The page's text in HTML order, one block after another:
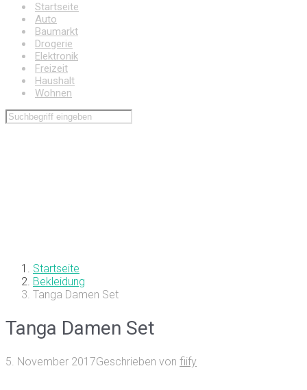
Startseite
Auto
Baumarkt
Drogerie
Elektronik
Freizeit
Haushalt
Wohnen
Startseite
Bekleidung
Tanga Damen Set
Tanga Damen Set
5. November 2017Geschrieben von fiify